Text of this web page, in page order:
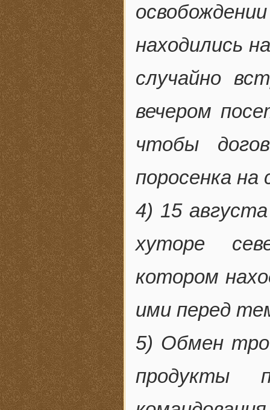
находились
случайно
вечером
чтобы
поросенка на
4) 15
хуторе
котором
ими перед
5) Обмен
продукты